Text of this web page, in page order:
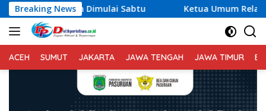
Langsung
ke
konten
Breaking News
Sabtu Ketua Umum Relawan Peduli Rakyat Lintas
ACEH SUMUT JAKARTA JAWA TENGAH JAWA TIMUR